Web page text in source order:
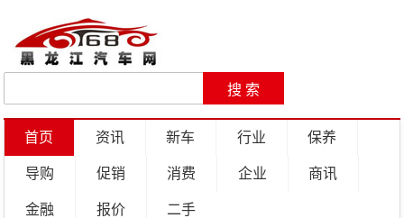
首页 资讯 新车 行业 保养
导购 促销 消费 企业 商讯
金融 报价 二手